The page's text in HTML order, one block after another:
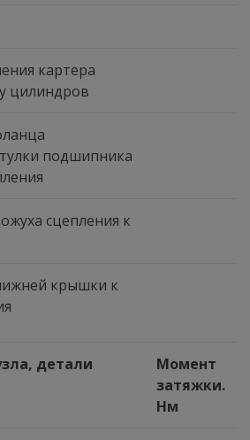
картера
цилиндров
подшипника
сцепления к
крышки к
детали
Момент
затяжки.
Нм